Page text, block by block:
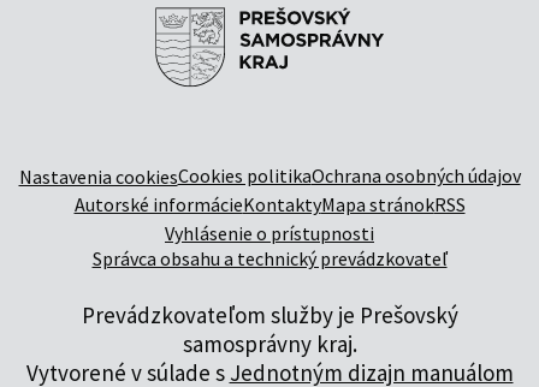
Nastavenia cookiesCookies politikaOchrana osobných údajov
Autorské informácieKontaktyMapa stránokRSS
Vyhlásenie o prístupnosti
Správca obsahu a technický prevádzkovateľ
Prevádzkovateľom služby je Prešovský
samosprávny kraj.
Vytvorené v súlade s Jednotným dizajn manuálom